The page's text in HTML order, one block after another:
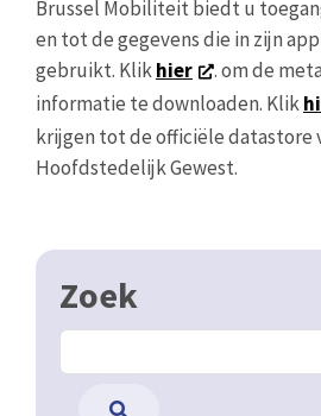
Brussel Mobiliteit biedt u
en tot de gegevens die in zijn
gebruikt. Klikhier
. om de
informatie te downloaden. Klik
krijgen tot de officiële datastore
Hoofdstedelijk Gewest.
Zoek